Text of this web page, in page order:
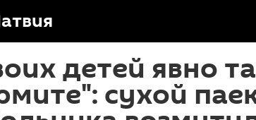
детей явно
сухой